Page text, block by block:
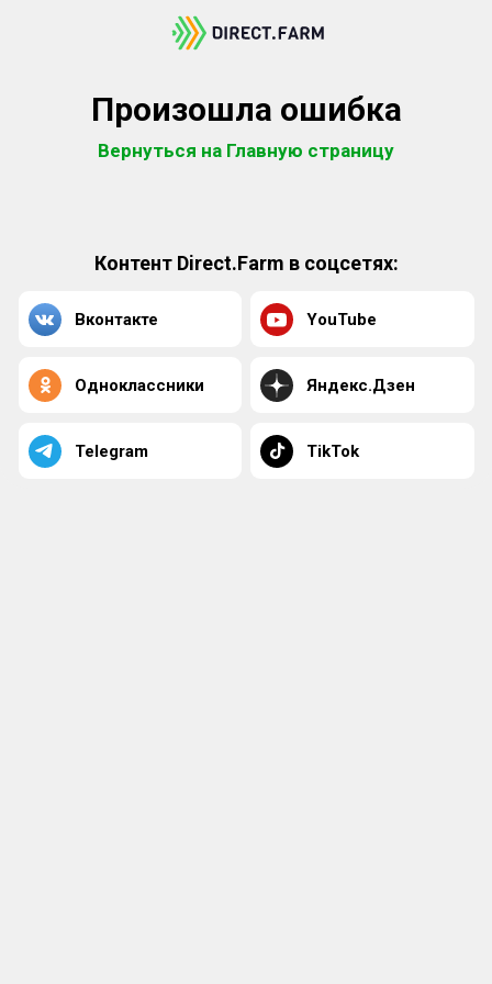
Произошла ошибка
Вернуться на Главную страницу
Контент Direct.Farm в соцсетях:
Вконтакте YouTube
Одноклассники Яндекс.Дзен
Telegram TikTok